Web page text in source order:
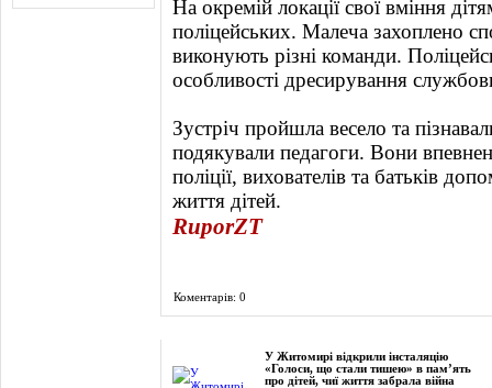
На окремій локації свої вміння
поліцейських. Малеча захоплено
виконують різні команди.
особливості дресирування
Зустріч пройшла весело та
подякували педагоги. Вони
поліції, вихователів та батьків
життя дітей.
RuporZT
Коментарів: 0
У Житомирі відкрили інсталяцію
«Голоси, що стали тишею» в пам’ять
про дітей, чиї життя забрала війна